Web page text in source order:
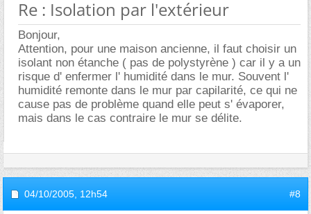
Re : Isolation par l'extérieur
Bonjour,
Attention, pour une maison ancienne, il faut choisir un
isolant non étanche ( pas de polystyrène ) car il y a un
risque d' enfermer l' humidité dans le mur. Souvent l'
humidité remonte dans le mur par capilarité, ce qui ne
cause pas de problème quand elle peut s' évaporer,
mais dans le cas contraire le mur se délite.
04/10/2005, 12h54 #8